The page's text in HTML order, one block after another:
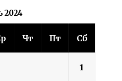
Чт Пт Сб
1